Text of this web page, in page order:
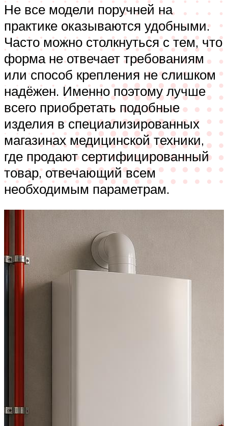
Не все модели поручней на
практике оказываются удобными.
Часто можно столкнуться с тем, что
форма не отвечает требованиям
или способ крепления не слишком
надёжен. Именно поэтому лучше
всего приобретать подобные
изделия в специализированных
магазинах медицинской техники,
где продают сертифицированный
товар, отвечающий всем
необходимым параметрам.